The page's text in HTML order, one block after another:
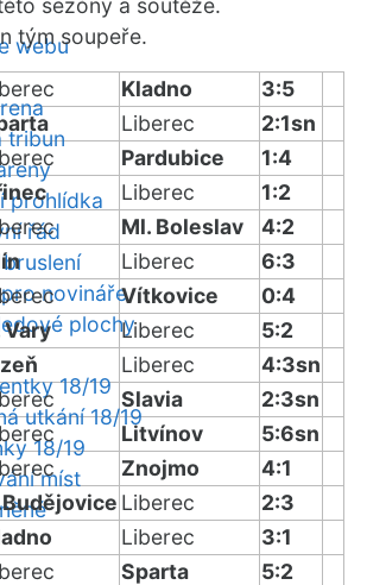
webu
tribun
prohlídka
řád
pro novináře
plochy
18/19
utkání 18/19
18/19
míst
sezóny a soutěže.
tým soupeře.
Kladno
3:5
Liberec
2:1sn
Pardubice
1:4
Liberec
1:2
Ml. Boleslav
4:2
Liberec
6:3
Vítkovice
0:4
Vary Liberec
5:2
Liberec
4:3sn
Slavia
2:3sn
Litvínov
5:6sn
Znojmo
4:1
Liberec
2:3
Liberec
3:1
Sparta
5:2